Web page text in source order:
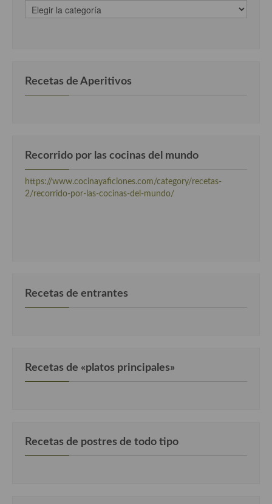
recetas
clasificadas
Recetas de Aperitivos
Recorrido por las cocinas del mundo
https://www.cocinayaficiones.com/category/recetas-
2/recorrido-por-las-cocinas-del-mundo/
Recetas de entrantes
Recetas de «platos principales»
Recetas de postres de todo tipo